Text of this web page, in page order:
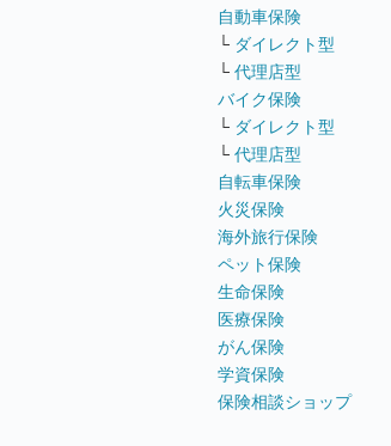
自動車保険
└ ダイレクト型
└ 代理店型
バイク保険
└ ダイレクト型
└ 代理店型
自転車保険
火災保険
海外旅行保険
ペット保険
生命保険
医療保険
がん保険
学資保険
保険相談ショップ